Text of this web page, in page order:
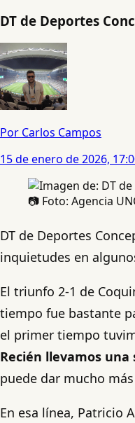
DT de Deportes
Por Carlos Campos
15 de enero de 2026,
📷 Foto: Agencia
DT de Deportes
inquietudes en
El triunfo 2-1 de
tiempo fue bastante
el primer tiempo
Recién llevamos
puede dar mucho
En esa línea, Patricio